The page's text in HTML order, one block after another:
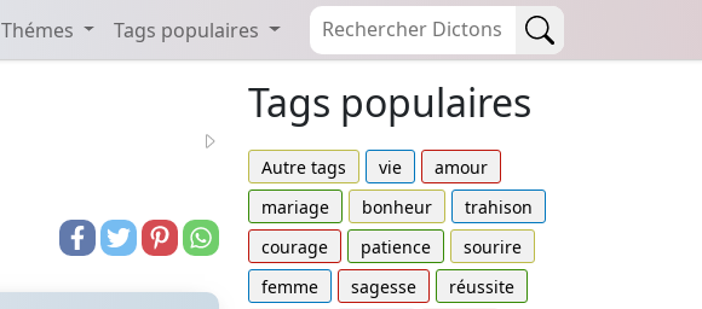
Thémes Tags populaires
Tags populaires
Autre tags vie
amour
mariage
bonheur
trahison
courage
patience
sourire
femme
sagesse
réussite